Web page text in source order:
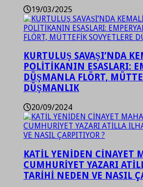
19/03/2025
KURTULUŞ SAVAŞI’NDA
POLİTİKANIN ESASLARI:
DÜŞMANLA FLÖRT,
DÜŞMANLIK
20/09/2024
KATİL YENİDEN CİNAYET
CUMHURİYET YAZARI
TARİHİ NEDEN VE NASIL